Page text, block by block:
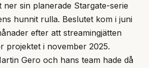
ner sin planerade Stargate-serie
hunnit rulla. Beslutet kom i juni
efter att streamingjätten
projektet i november 2025.
Gero och hans team hade då